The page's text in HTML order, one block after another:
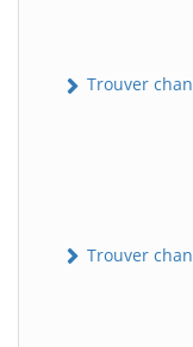
Trouver
Trouver